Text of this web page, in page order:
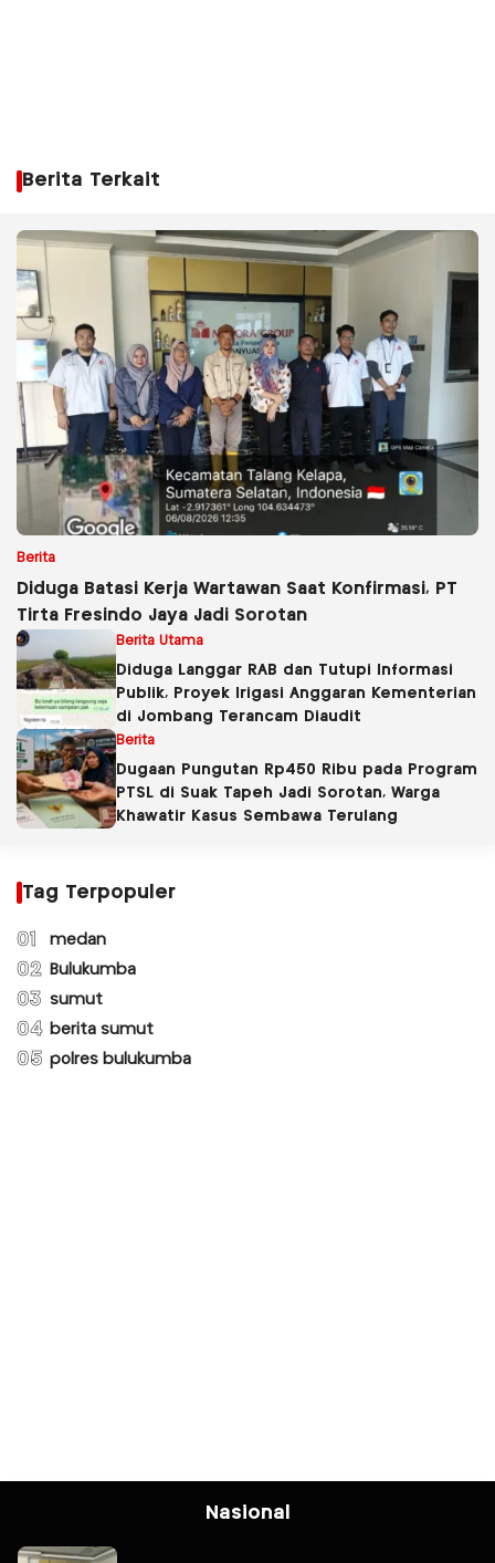
Berita Terkait
Berita
Diduga Batasi Kerja Wartawan Saat Konfirmasi, PT
Tirta Fresindo Jaya Jadi Sorotan
Berita Utama
Diduga Langgar RAB dan Tutupi Informasi
Publik, Proyek Irigasi Anggaran Kementerian
di Jombang Terancam Diaudit
Berita
Dugaan Pungutan Rp450 Ribu pada Program
PTSL di Suak Tapeh Jadi Sorotan, Warga
Khawatir Kasus Sembawa Terulang
Tag Terpopuler
01 medan
02 Bulukumba
03 sumut
04 berita sumut
05 polres bulukumba
Nasional